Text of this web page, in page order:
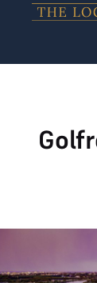
Zum Inhalt
Golfclub